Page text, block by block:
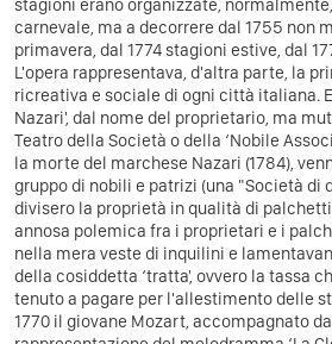
carnevale, ma a decorrere dal 1755 non
primavera, dal 1774 stagioni estive, dal
L'opera rappresentava, d'altra parte, la
ricreativa e sociale di ogni città italiana.
Nazari', dal nome del proprietario, ma
Teatro della Società o della ‘Nobile
la morte del marchese Nazari (1784),
gruppo di nobili e patrizi (una "Società di
divisero la proprietà in qualità di
annosa polemica fra i proprietari e i
nella mera veste di inquilini e
della cosiddetta ‘tratta', ovvero la tassa
tenuto a pagare per l'allestimento delle
1770 il giovane Mozart, accompagnato